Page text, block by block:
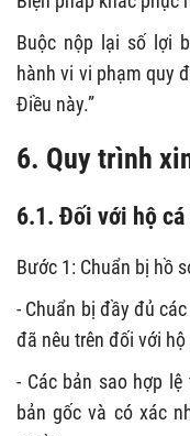
Buộc nộp lại số lợi
hành vi vi phạm quy
Điều này.”
6. Quy trình
6.1. Đối với hộ cá
Bước 1: Chuẩn bị hồ
- Chuẩn bị đầy đủ
đã nêu trên đối với hộ
- Các bản sao hợp
bản gốc và có xác